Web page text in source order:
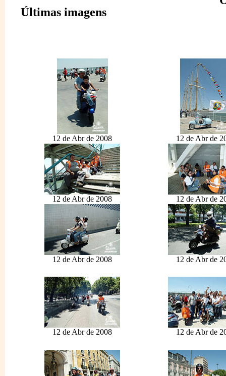
Últimas imagens
12 de Abr de 2008 12 de Abr de
12 de Abr de 2008 12 de Abr de
12 de Abr de 2008 12 de Abr de
12 de Abr de 2008 12 de Abr de